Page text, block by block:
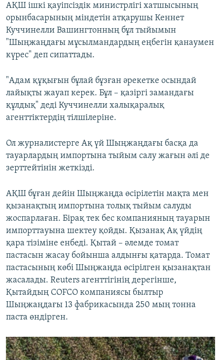
720p 1080p
720p
1080p
АҚШ ішкі қауіпсіздік министрлігі хатшысының
орынбасарының міндетін атқарушы Кеннет
Куччинелли Вашингтонның бұл тыйымын
"Шыңжаңдағы мұсылмандардың еңбегін қанаумен
күрес" деп сипаттады.
"Адам құқығын бұлай бұзған әрекетке осындай
лайықты жауап керек. Бұл – қазіргі замандағы
құлдық" деді Куччинелли халықаралық
агенттіктердің тілшілеріне.
Ол журналистерге Ақ үй Шыңжаңдағы басқа да
тауарлардың импортына тыйым салу жағын әлі де
зерттейтінін жеткізді.
АҚШ бұған дейін Шыңжаңда өсірілетін мақта мен
қызанақтың импортына толық тыйым салуды
жоспарлаған. Бірақ тек бес компанияның тауарын
импорттауына шектеу қойды. Қызанақ Ақ үйдің
қара тізіміне енбеді. Қытай – әлемде томат
пастасын жасау бойынша алдынғы қатарда. Томат
пастасының көбі Шыңжаңда өсірілген қызанақтан
жасалады. Reuters агенттігінің дерегінше,
Қытайдың COFCO компаниясы былтыр
Шыңжаңдағы 13 фабрикасында 250 мың тонна
паста өндірген.